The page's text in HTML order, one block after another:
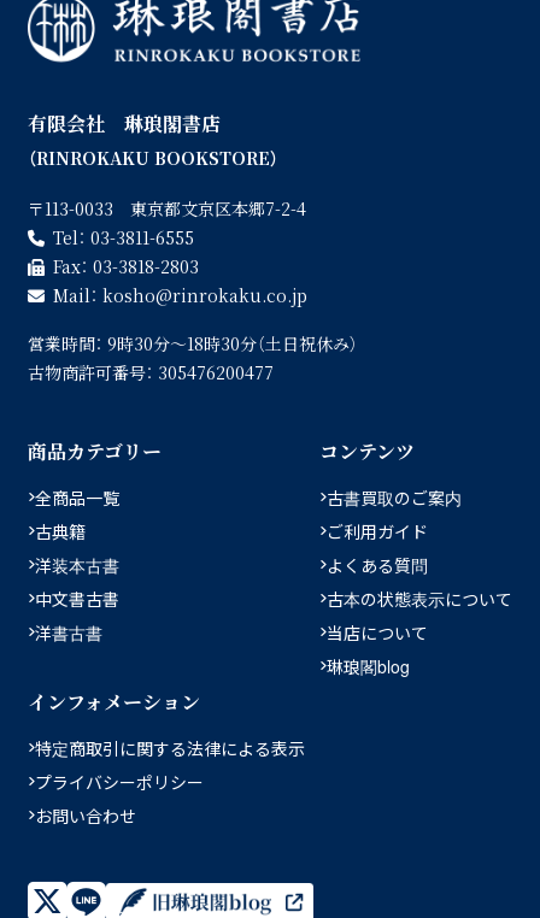
有限会社 琳琅閣書店
（RINROKAKU BOOKSTORE）
〒113-0033 東京都文京区本郷7-2-4
Tel： 03-3811-6555
Fax： 03-3818-2803
Mail： kosho
rinrokaku.co.jp
営業時間： 9時30分〜18時30分（土日祝休み）
古物商許可番号： 305476200477
商品カテゴリー
全商品一覧
古典籍
洋装本古書
中文書古書
洋書古書
コンテンツ
古書買取のご案内
ご利用ガイド
よくある質問
古本の状態表示について
当店について
琳琅閣blog
インフォメーション
特定商取引に関する法律による表示
プライバシーポリシー
お問い合わせ